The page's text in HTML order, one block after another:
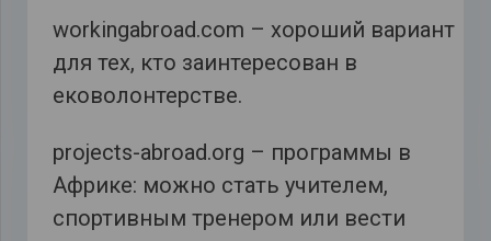
workingabroad.com – хороший вариант
для тех, кто заинтересован в
ековолонтерстве.
projects-abroad.org – программы в
Африке: можно стать учителем,
спортивным тренером или вести